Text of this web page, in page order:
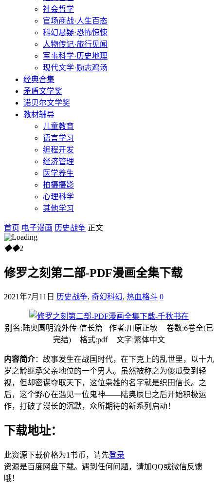
社会哲学
官场商战·人生百态
科幻悬疑·恐怖惊悚
人物传记·旅行见闻
军事科学·历史地理
现代文学·励志鸡汤
经典合集
矛盾文学奖
诺贝尔文学奖
教材辅导
儿童教育
语言学习
编程开发
经济管理
医学养生
拍摄摄影
心理科学
其他学习
首页 电子漫画 历史战争 正文
◆◆2
修罗之刻第二部-PDF漫画全集下载
2021年7月11日 历史战争, 奇幻科幻, 热血格斗 0
别名:陆奥圆明流外传-信长篇 作者:川原正敏 卷数:6卷全(已
完结) 格式:pdf 文字:繁体中文
内容简介：故事发生在战国时代，在下克上的乱世里，以十九
岁之龄继承父亲地位的一个男人。虽然被称之为傻瓜受到轻
视，但却密谋夺取天下，这位枭雄的名字就是织田信长。之
后，这个野心在遇见一位鬼神——陆奥辰巳之后开始积极运
作，打破了漫长的沉默，众所期待的新系列启动！
下载地址：
此资源下载价格为1 书币，请先登录
资源是百度网盘下载。遇到任何问题，请加QQ或微信反馈
哦！